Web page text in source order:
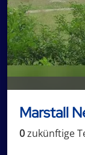
Marstall
0zukünftige